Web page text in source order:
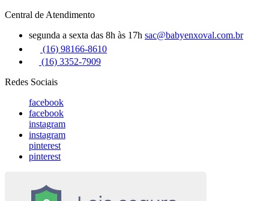
Central de Atendimento
segunda a sexta das 8h às 17h sac@babyenxoval.com.br
(16) 98166-8610
(16) 3352-7909
Redes Sociais
facebook
facebook
instagram
instagram
pinterest
pinterest